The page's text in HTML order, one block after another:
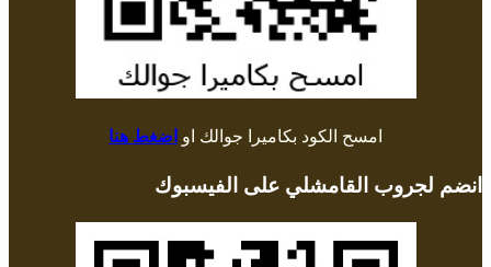
امسح الكود بكاميرا جوالك او اضغط هنا
انضم لجروب القامشلي على الفيسبوك